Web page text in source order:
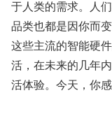
于人类的需求。人
品类也都是因你而
这些主流的智能硬
活，在未来的几年
活体验。今天，你